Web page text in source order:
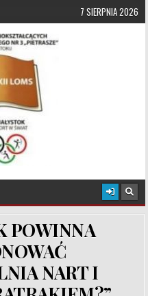
7 SIERPNIA 2026
POWINNA
NART I